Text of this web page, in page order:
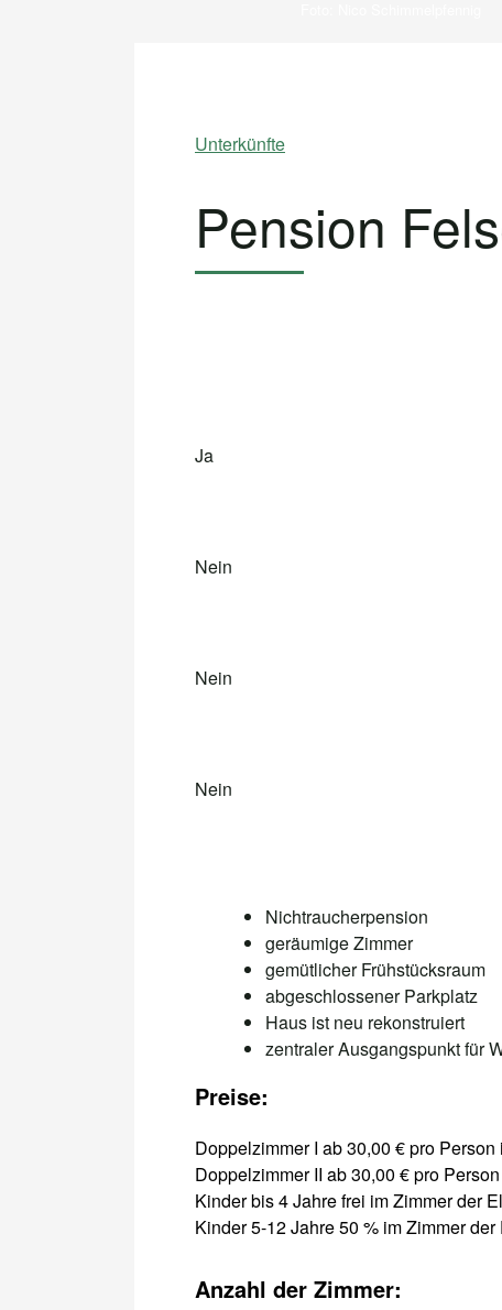
Unterkünfte
Pension
Ja
Nein
Nein
Nein
Nichtraucherpension
geräumige Zimmer
gemütlicher Frühstücksraum
abgeschlossener Parkplatz
Haus ist neu rekonstruiert
zentraler Ausgangspunkt für
Preise:
Doppelzimmer I ab 30,00 € pro
Doppelzimmer II ab 30,00 € pro
Kinder bis 4 Jahre frei im Zimmer der
Kinder 5-12 Jahre 50 % im Zimmer der
Anzahl der Zimmer: